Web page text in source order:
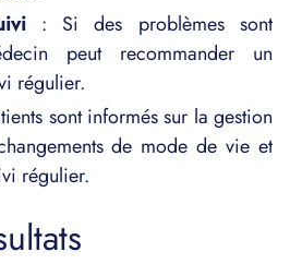
: Si des problèmes sont
peut recommander un
régulier.
sont informés sur la gestion
de mode de vie et
régulier.